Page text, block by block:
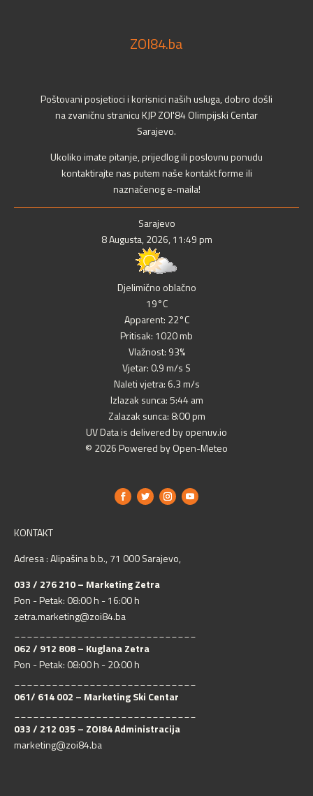
ZOI84.ba
Poštovani posjetioci i korisnici naših usluga, dobro došli
na zvaničnu stranicu KJP ZOI'84 Olimpijski Centar
Sarajevo.
Ukoliko imate pitanje, prijedlog ili poslovnu ponudu
kontaktirajte nas putem naše kontakt forme ili
naznačenog e-maila!
Sarajevo
8 Augusta, 2026, 11:49 pm
Djelimično oblačno
19°C
Apparent: 22°C
Pritisak: 1020 mb
Vlažnost: 93%
Vjetar: 0.9 m/s S
Naleti vjetra: 6.3 m/s
Izlazak sunca: 5:44 am
Zalazak sunca: 8:00 pm
UV Data is delivered by openuv.io
© 2026 Powered by Open-Meteo
KONTAKT
Adresa : Alipašina b.b., 71 000 Sarajevo,
033 / 276 210 – Marketing Zetra
Pon - Petak: 08:00 h - 16:00 h
zetra.marketing@zoi84.ba
062 / 912 808 – Kuglana Zetra
Pon - Petak: 08:00 h - 20:00 h
061/ 614 002 – Marketing Ski Centar
033 / 212 035 – ZOI84 Administracija
marketing@zoi84.ba